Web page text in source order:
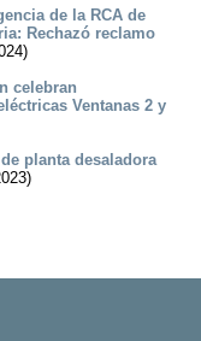
de la RCA de
Rechazó reclamo
celebran
Ventanas 2 y
planta desaladora